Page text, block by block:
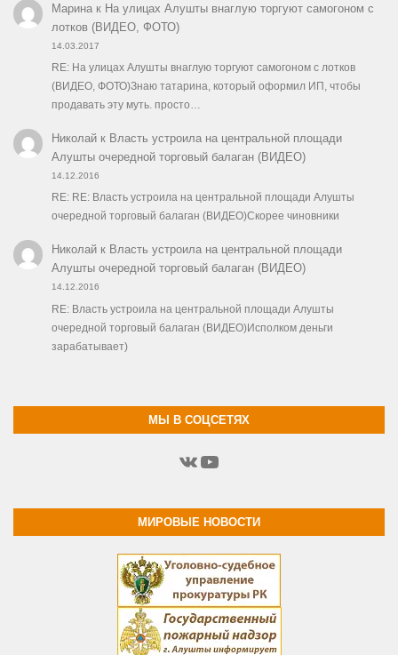
Маринак На улицах Алушты внаглую торгуют самогоном с
лотков (ВИДЕО, ФОТО)
14.03.2017
RE: На улицах Алушты внаглую торгуют самогоном с лотков
(ВИДЕО, ФОТО)Знаю татарина, который оформил ИП, чтобы
продавать эту муть. просто…
Николайк Власть устроила на центральной площади
Алушты очередной торговый балаган (ВИДЕО)
14.12.2016
RE: RE: Власть устроила на центральной площади Алушты
очередной торговый балаган (ВИДЕО)Скорее чиновники
Николайк Власть устроила на центральной площади
Алушты очередной торговый балаган (ВИДЕО)
14.12.2016
RE: Власть устроила на центральной площади Алушты
очередной торговый балаган (ВИДЕО)Исполком деньги
зарабатывает)
МЫ В СОЦСЕТЯХ
ВКонтакте
YouTube
МИРОВЫЕ НОВОСТИ